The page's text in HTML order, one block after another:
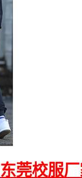
东莞校服